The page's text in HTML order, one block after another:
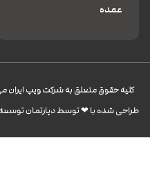
عمده
کليه حقوق متعلق به شرکت ویپ ایران می
طراحی شده با ❤︎ توسط دپارتمان توسعه